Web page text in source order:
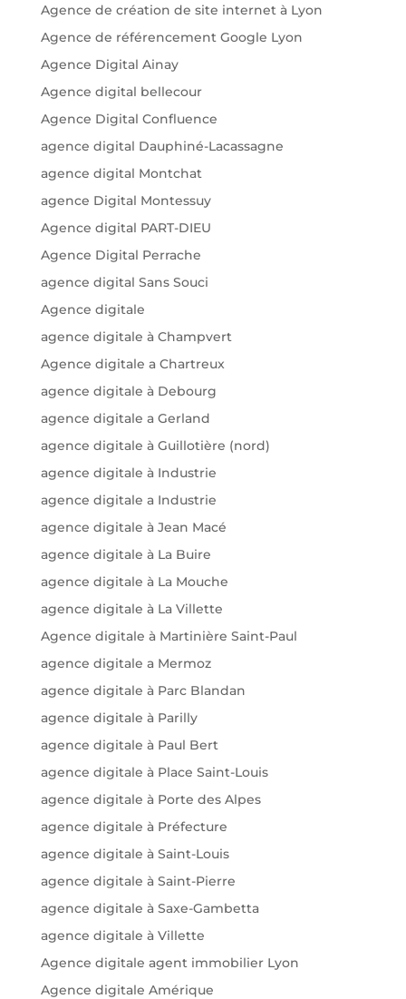
Agence de création de site internet à Lyon
Agence de référencement Google Lyon
Agence Digital Ainay
Agence digital bellecour
Agence Digital Confluence
agence digital Dauphiné-Lacassagne
agence digital Montchat
agence Digital Montessuy
Agence digital PART-DIEU
Agence Digital Perrache
agence digital Sans Souci
Agence digitale
agence digitale à Champvert
Agence digitale a Chartreux
agence digitale à Debourg
agence digitale a Gerland
agence digitale à Guillotière (nord)
agence digitale à Industrie
agence digitale a Industrie
agence digitale à Jean Macé
agence digitale à La Buire
agence digitale à La Mouche
agence digitale à La Villette
Agence digitale à Martinière Saint-Paul
agence digitale a Mermoz
agence digitale à Parc Blandan
agence digitale à Parilly
agence digitale à Paul Bert
agence digitale à Place Saint-Louis
agence digitale à Porte des Alpes
agence digitale à Préfecture
agence digitale à Saint-Louis
agence digitale à Saint-Pierre
agence digitale à Saxe-Gambetta
agence digitale à Villette
Agence digitale agent immobilier Lyon
Agence digitale Amérique